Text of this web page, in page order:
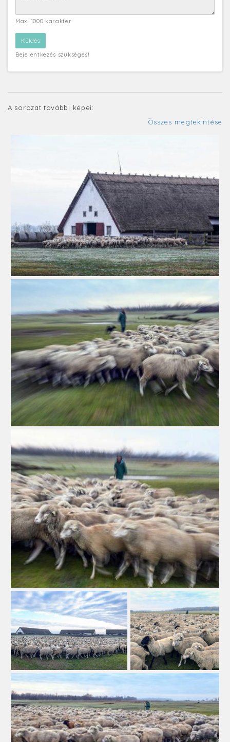
Max. 1000 karakter
Bejelentkezés szükséges!
A sorozat további képei:
Összes megtekintése